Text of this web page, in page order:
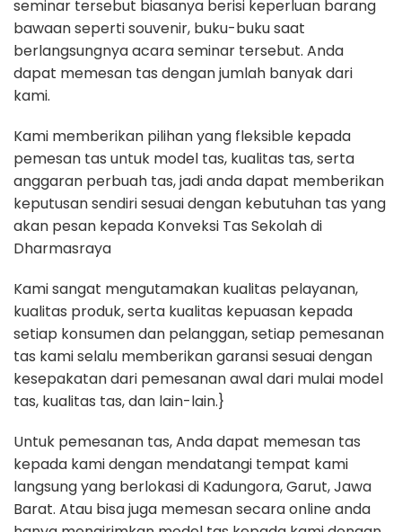
seminar tersebut biasanya berisi keperluan barang
bawaan seperti souvenir, buku-buku saat
berlangsungnya acara seminar tersebut. Anda
dapat memesan tas dengan jumlah banyak dari
kami.
Kami memberikan pilihan yang fleksible kepada
pemesan tas untuk model tas, kualitas tas, serta
anggaran perbuah tas, jadi anda dapat memberikan
keputusan sendiri sesuai dengan kebutuhan tas yang
akan pesan kepada Konveksi Tas Sekolah di
Dharmasraya
Kami sangat mengutamakan kualitas pelayanan,
kualitas produk, serta kualitas kepuasan kepada
setiap konsumen dan pelanggan, setiap pemesanan
tas kami selalu memberikan garansi sesuai dengan
kesepakatan dari pemesanan awal dari mulai model
tas, kualitas tas, dan lain-lain.}
Untuk pemesanan tas, Anda dapat memesan tas
kepada kami dengan mendatangi tempat kami
langsung yang berlokasi di Kadungora, Garut, Jawa
Barat. Atau bisa juga memesan secara online anda